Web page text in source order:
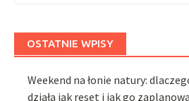
OSTATNIE WPISY
Weekend na łonie natury:
działa jak reset i jak go